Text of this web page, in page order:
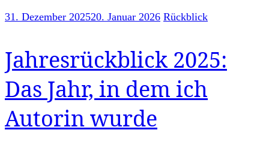
31. Dezember 202520. Januar 2026 Rückblick
Jahresrückblick 2025:
Das Jahr, in dem ich
Autorin wurde